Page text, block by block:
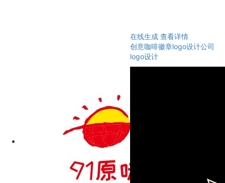
在线生成 查看详情
创意咖啡徽章logo设计公司
logo设计